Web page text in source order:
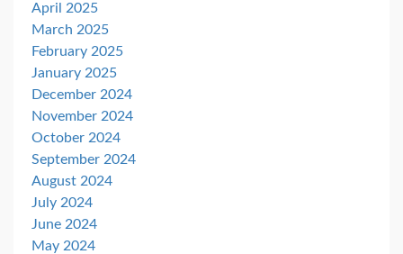
April 2025
March 2025
February 2025
January 2025
December 2024
November 2024
October 2024
September 2024
August 2024
July 2024
June 2024
May 2024